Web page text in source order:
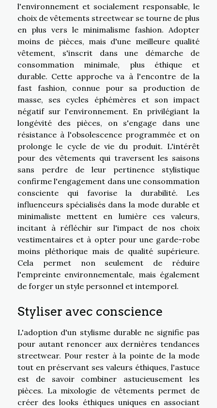
l'environnement et socialement responsable, le
choix de vêtements streetwear se tourne de plus
en plus vers le minimalisme fashion. Adopter
moins de pièces, mais d'une meilleure qualité
vêtement, s'inscrit dans une démarche de
consommation minimale, plus éthique et
durable. Cette approche va à l'encontre de la
fast fashion, connue pour sa production de
masse, ses cycles éphémères et son impact
négatif sur l'environnement. En privilégiant la
longévité des pièces, on s'engage dans une
résistance à l'obsolescence programmée et on
prolonge le cycle de vie du produit. L'intérêt
pour des vêtements qui traversent les saisons
sans perdre de leur pertinence stylistique
confirme l'engagement dans une consommation
consciente qui favorise la durabilité. Les
influenceurs spécialisés dans la mode durable et
minimaliste mettent en lumière ces valeurs,
incitant à réfléchir sur l'impact de nos choix
vestimentaires et à opter pour une garde-robe
moins pléthorique mais de qualité supérieure.
Cela permet non seulement de réduire
l'empreinte environnementale, mais également
de forger un style personnel et intemporel.
Styliser avec conscience
L'adoption d'un stylisme durable ne signifie pas
pour autant renoncer aux dernières tendances
streetwear. Pour rester à la pointe de la mode
tout en préservant ses valeurs éthiques, l'astuce
est de savoir combiner astucieusement les
pièces. La mixologie de vêtements permet de
créer des looks éthiques uniques en associant